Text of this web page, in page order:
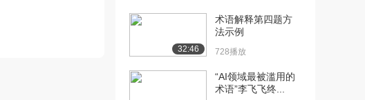
[14] 华中科技大学公开
课：循环链表和双向...
课：栈的相关概念与...
32:46
术语解释第四题方
法示例
728播放
“AI领域最被滥用的
术语”李飞飞终...